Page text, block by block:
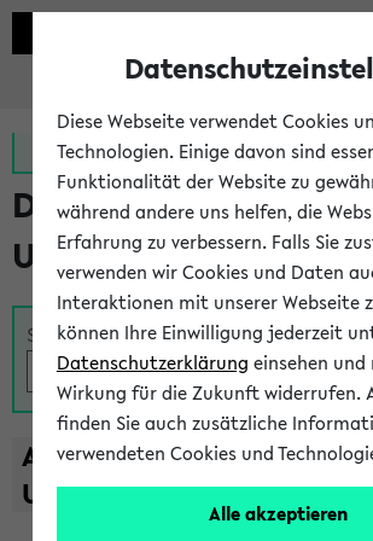
Zur MeineUni App Zum
Das Lehrangebot der
Universität Bielefeld
Suche
A B C D E F G H I J K L M N
U
V W X
Diese Webseite verwendet Cookies
Technologien. Einige davon sind
Funktionalität der Website zu
während andere uns helfen, die
Erfahrung zu verbessern. Falls Sie
verwenden wir Cookies und Daten
Interaktionen mit unserer Webseite
können Ihre Einwilligung jederzeit
Datenschutzerklärung einsehen
Wirkung für die Zukunft widerrufen.
finden Sie auch zusätzliche
verwendeten Cookies und
Alle akzeptieren